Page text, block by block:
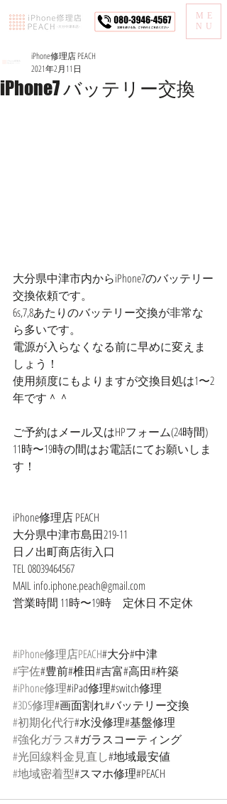
ME
NU
iPhone7 バッテリー交換
iPhone修理店 PEACH
2021年2月11日
大分県中津市内からiPhone7のバッテリー
交換依頼です。
6s,7,8あたりのバッテリー交換が非常な
ら多いです。
電源が入らなくなる前に早めに変えま
しょう！
使用頻度にもよりますが交換目処は1〜2
年です＾＾
ご予約はメール又はHPフォーム(24時間)
11時〜19時の間はお電話にてお願いしま
す！
iPhone修理店 PEACH
大分県中津市島田219-11
日ノ出町商店街入口
TEL 08039464567
MAIL info.iphone.peach@gmail.com
営業時間 11時〜19時　定休日 不定休
#iPhone修理店PEACH#大分#中津
#宇佐#豊前#椎田#吉富#高田#杵築
#iPhone修理#iPad修理#switch修理
#3DS修理#画面割れ#バッテリー交換
#初期化代行#水没修理#基盤修理
#強化ガラス#ガラスコーティング
#光回線料金見直し#地域最安値
#地域密着型#スマホ修理#PEACH